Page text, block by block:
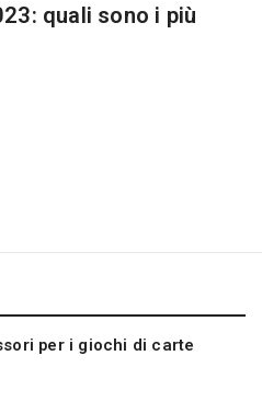
quali sono i più
per i giochi di carte